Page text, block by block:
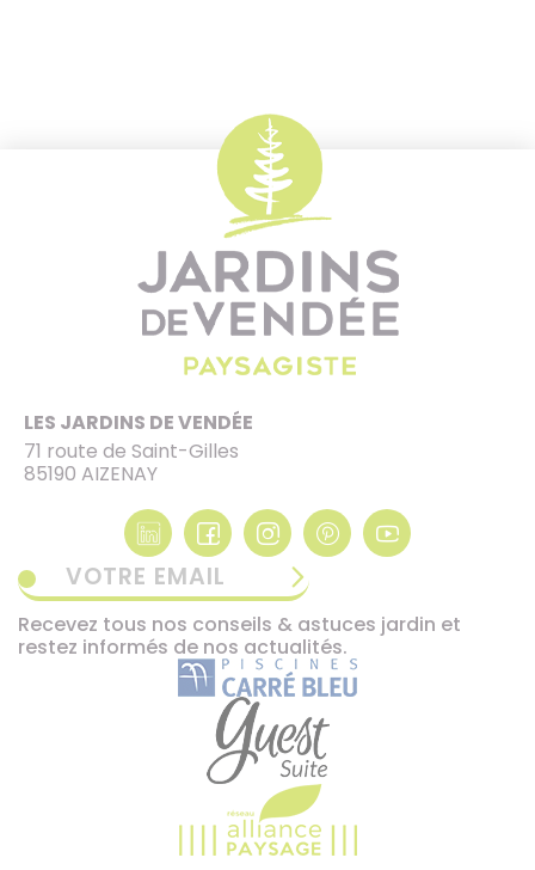
LES JARDINS DE VENDÉE
71 route de Saint-Gilles
85190 AIZENAY
VOTRE EMAIL
Recevez tous nos conseils & astuces jardin et
restez informés de nos actualités.